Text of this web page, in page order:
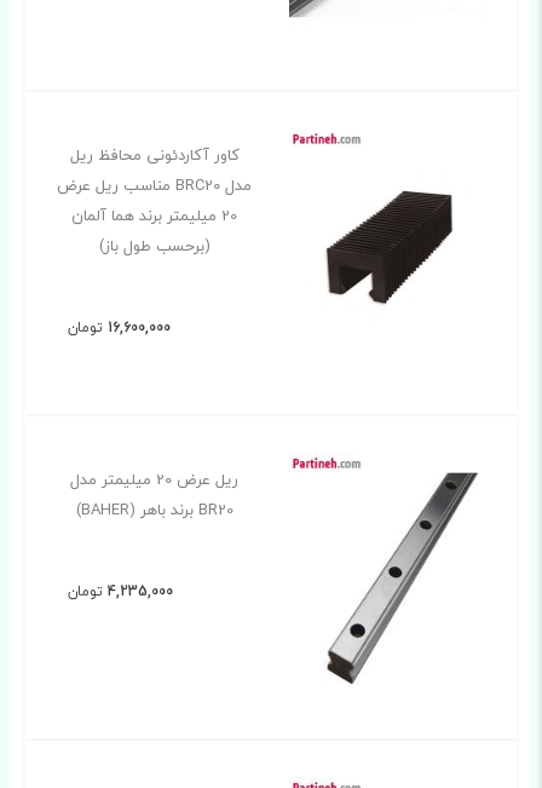
کاور آکاردئونی محافظ ریل
مدل BRC20 مناسب ریل عرض
20 میلیمتر برند هما آلمان
(برحسب طول باز)
16,600,000 تومان
ریل عرض 20 میلیمتر مدل
BR20 برند باهر (BAHER)
4,235,000 تومان